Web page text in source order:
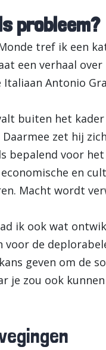
probleem?
tref ik een
een verhaal
Antonio
buiten het
zet hij
bepalend voor
en
Macht wordt
ik ook wat
de
geven om de
je zou ook